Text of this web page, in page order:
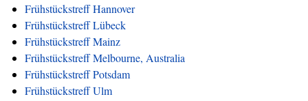
Frühstückstreff Hannover
Frühstückstreff Lübeck
Frühstückstreff Mainz
Frühstückstreff Melbourne, Australia
Frühstückstreff Potsdam
Frühstückstreff Ulm